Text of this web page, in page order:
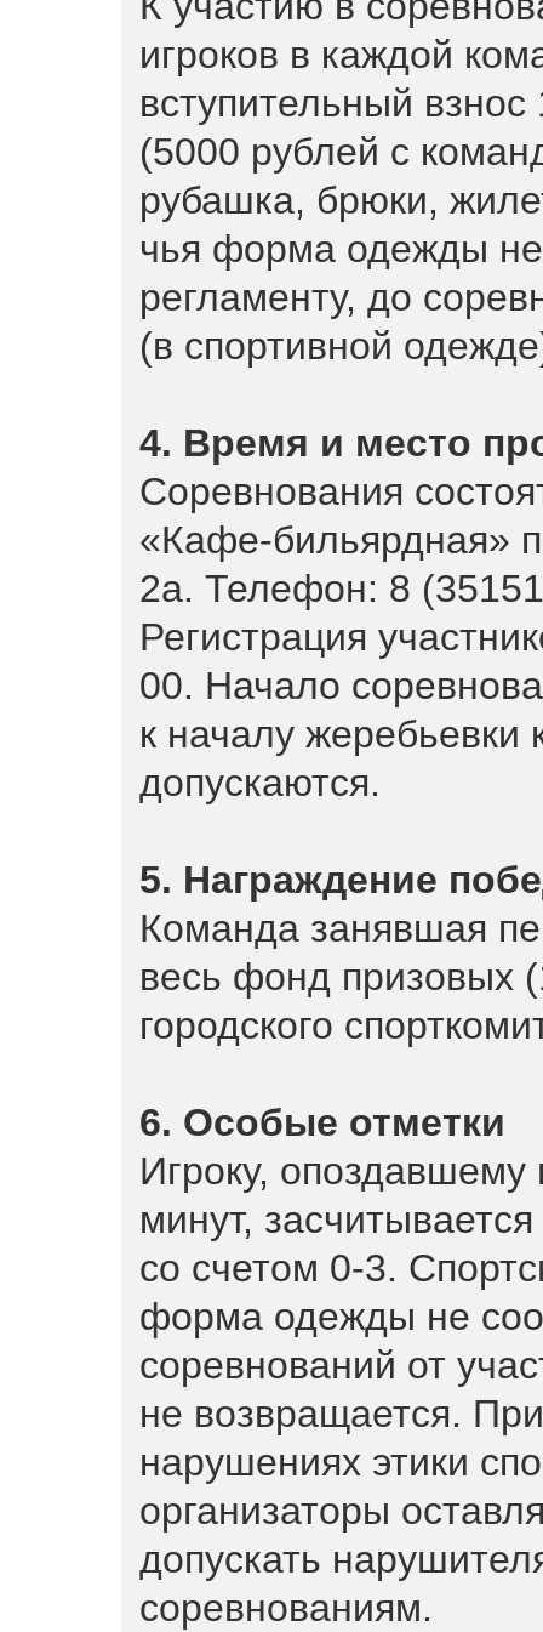
игроков в каждой
вступительный
(5000 рублей с
рубашка, брюки,
чья форма одежды не
регламенту, до
(в спортивной
4. Время и место
Соревнования
«Кафе-бильярдная»
2а. Телефон: 8
Регистрация
00. Начало
к началу жеребьевки
допускаются.
5. Награждение
Команда занявшая
весь фонд призовых
городского
6. Особые отметки
Игроку,
минут,
со счетом 0-3.
форма одежды не
соревнований от
не возвращается.
нарушениях этики
организаторы
допускать
соревнованиям.